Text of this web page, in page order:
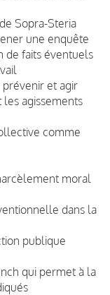
Sopra-Steria
une enquête
de faits éventuels
prévenir et agir
agissements
comme
moral
dans la
publique
qui permet à la